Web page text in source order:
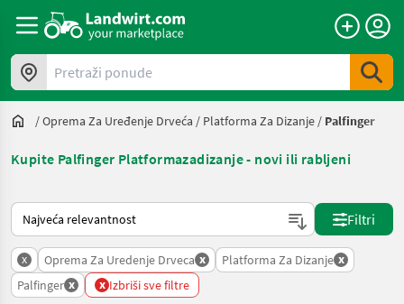
Pretraži ponude
/Oprema Za Uređenje Drveća / Platforma Za Dizanje / Palfinger
Kupite Palfinger Platformazadizanje - novi ili rabljeni
Tako se sortira na Landwirt.com
Filtri
x Oprema Za Uredenje Drveca x Platforma Za Dizanje x
Palfinger x x Izbriši sve filtre